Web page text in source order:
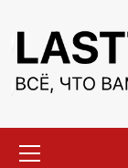
содержимому
меню